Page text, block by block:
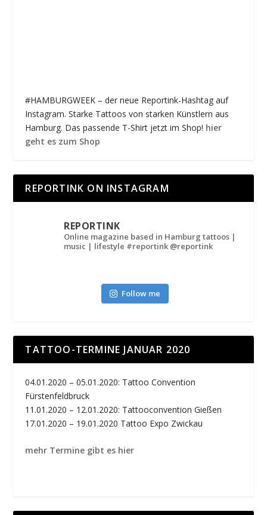
#HAMBURGWEEK – der neue Reportink-Hashtag auf
Instagram. Starke Tattoos von starken Künstlern aus
Hamburg. Das passende T-Shirt jetzt im Shop! hier
geht es zum Shop
REPORTINK ON INSTAGRAM
REPORTINK
Online magazine based in Hamburg tattoos |
music | lifestyle #reportink @reportink
Follow me
TATTOO-TERMINE JANUAR 2020
04.01.2020 – 05.01.2020: Tattoo Convention
Fürstenfeldbruck
11.01.2020 – 12.01.2020: Tattooconvention Gießen
17.01.2020 – 19.01.2020 Tattoo Expo Zwickau
mehr Termine gibt es hier